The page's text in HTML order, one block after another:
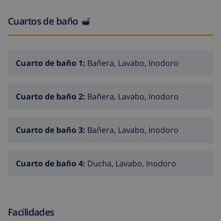
Cuartos de baño
Cuarto de baño 1: Bañera, Lavabo, Inodoro
Cuarto de baño 2: Bañera, Lavabo, Inodoro
Cuarto de baño 3: Bañera, Lavabo, Inodoro
Cuarto de baño 4: Ducha, Lavabo, Inodoro
Facilidades